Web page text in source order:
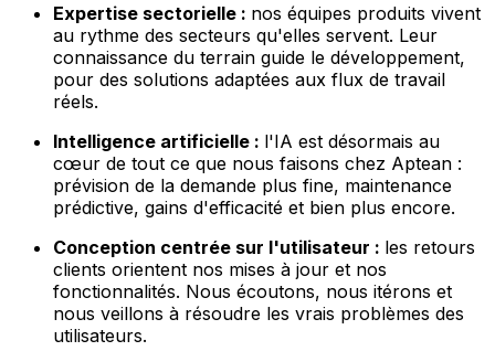
Expertise sectorielle : nos équipes produits vivent
au rythme des secteurs qu'elles servent. Leur
connaissance du terrain guide le développement,
pour des solutions adaptées aux flux de travail
réels.
Intelligence artificielle : l'IA est désormais au
cœur de tout ce que nous faisons chez Aptean :
prévision de la demande plus fine, maintenance
prédictive, gains d'efficacité et bien plus encore.
Conception centrée sur l'utilisateur : les retours
clients orientent nos mises à jour et nos
fonctionnalités. Nous écoutons, nous itérons et
nous veillons à résoudre les vrais problèmes des
utilisateurs.